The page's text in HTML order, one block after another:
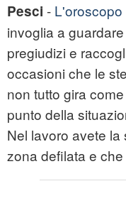
Pesci -
invoglia a
pregiudizi e
occasioni che le
non tutto gira
punto della
Nel lavoro avete
zona defilata e